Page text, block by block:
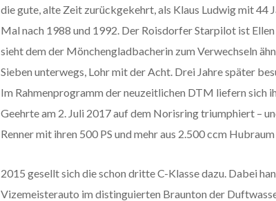
die gute, alte Zeit zurückgekehrt, als Klaus Ludwig mit 44
Mal nach 1988 und 1992. Der Roisdorfer Starpilot ist
sieht dem der Mönchengladbacherin zum Verwechseln
Sieben unterwegs, Lohr mit der Acht. Drei Jahre später
Im Rahmenprogramm der neuzeitlichen DTM liefern sich
Geehrte am 2. Juli 2017 auf dem Norisring triumphiert –
Renner mit ihren 500 PS und mehr aus 2.500 ccm
2015 gesellt sich die schon dritte C-Klasse dazu. Dabei
Vizemeisterauto im distinguierten Braunton der